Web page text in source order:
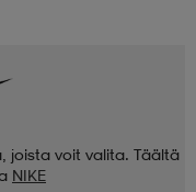
joista voit valita. Täältä
NIKE